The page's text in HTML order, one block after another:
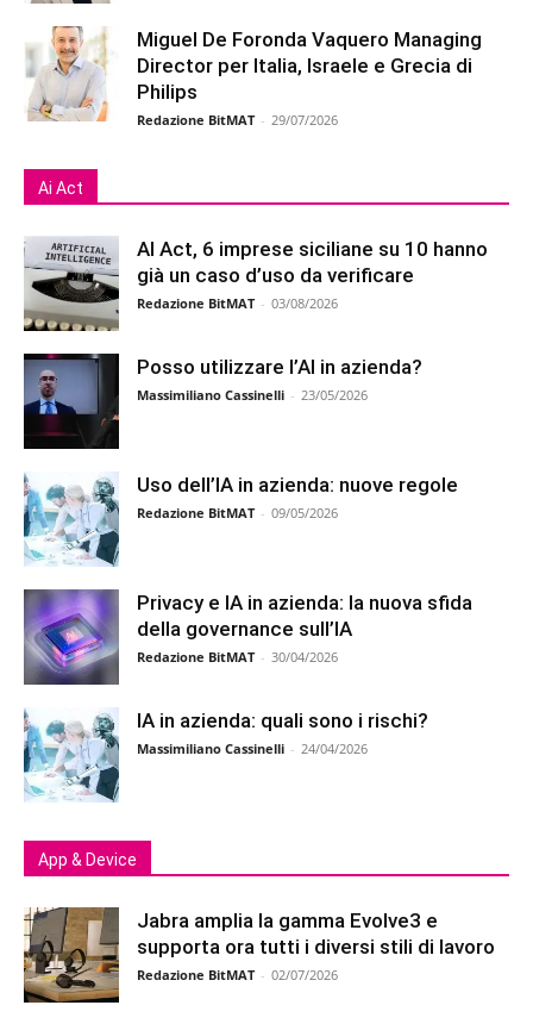
Miguel De Foronda Vaquero Managing
Director per Italia, Israele e Grecia di
Philips
Redazione BitMAT - 29/07/2026
Ai Act
AI Act, 6 imprese siciliane su 10 hanno
già un caso d’uso da verificare
Redazione BitMAT - 03/08/2026
Posso utilizzare l’AI in azienda?
Massimiliano Cassinelli - 23/05/2026
Uso dell’IA in azienda: nuove regole
Redazione BitMAT - 09/05/2026
Privacy e IA in azienda: la nuova sfida
della governance sull’IA
Redazione BitMAT - 30/04/2026
IA in azienda: quali sono i rischi?
Massimiliano Cassinelli - 24/04/2026
App & Device
Jabra amplia la gamma Evolve3 e
supporta ora tutti i diversi stili di lavoro
Redazione BitMAT - 02/07/2026